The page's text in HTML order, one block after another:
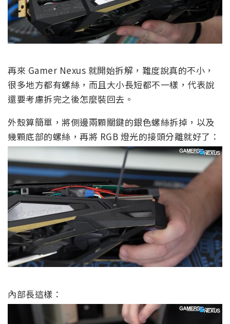
再來 Gamer Nexus 就開始拆解，難度說真的不小，
很多地方都有螺絲，而且大小長短都不一樣，代表說
還要考慮拆完之後怎麼裝回去。
外殼算簡單，將側邊兩顆關鍵的銀色螺絲拆掉，以及
幾顆底部的螺絲，再將 RGB 燈光的接頭分離就好了：
內部長這樣：